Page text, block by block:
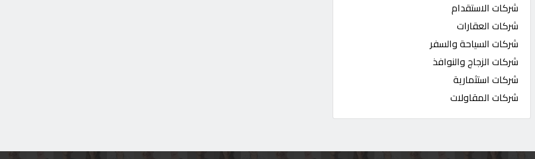
شركات الاستقدام
شركات العقارات
شركات السياحة والسفر
شركات الزجاج والنوافذ
شركات استثمارية
شركات المقاولات